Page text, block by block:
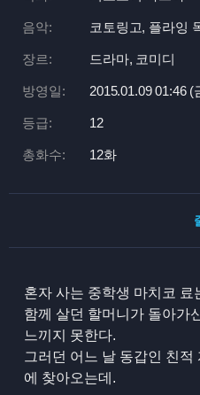
음악: 코토링고, 플라잉
장르: 드라마, 코미디
방영일: 2015.01.09 01:46 (
등급: 12
총화수: 12화
혼자 사는 중학생 마치코 료
함께 살던 할머니가 돌아가
느끼지 못한다.
그러던 어느 날 동갑인 친적
에 찾아오는데.